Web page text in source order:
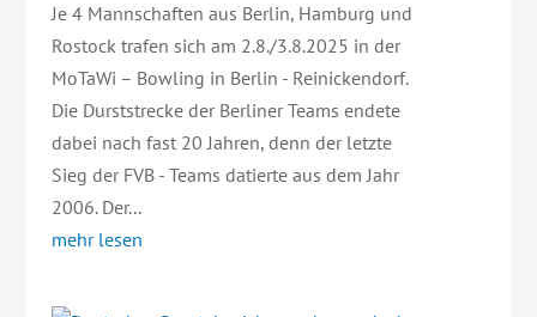
Je 4 Mannschaften aus Berlin, Hamburg und
Rostock trafen sich am 2.8./3.8.2025 in der
MoTaWi – Bowling in Berlin - Reinickendorf.
Die Durststrecke der Berliner Teams endete
dabei nach fast 20 Jahren, denn der letzte
Sieg der FVB - Teams datierte aus dem Jahr
2006. Der...
mehr lesen